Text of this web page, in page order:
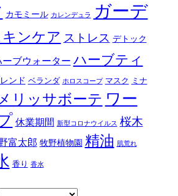
カモミール カレンデュラ
ガーデ
キンケア ストレス デトック
ーブウォーター ハーブティ
ンド ベランダ ホロスコープ マスク ミナ
メリッサボーテ ワー
休業期間 新型コロナウイルス 桜木
富太郎 牧野植物園 精油 肌荒れ
香り 香水